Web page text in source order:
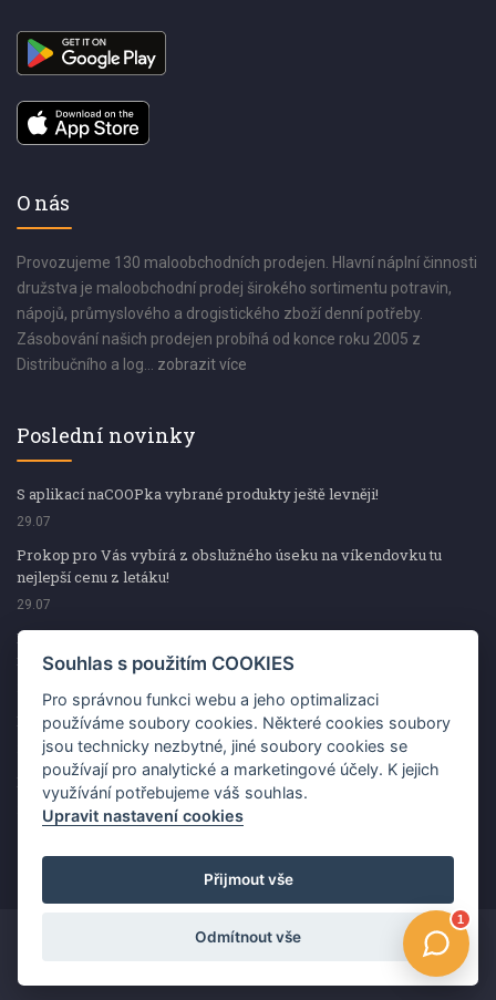
O nás
Provozujeme 130 maloobchodních prodejen. Hlavní náplní činnosti
družstva je maloobchodní prodej širokého sortimentu potravin,
nápojů, průmyslového a drogistického zboží denní potřeby.
Zásobování našich prodejen probíhá od konce roku 2005 z
Distribučního a log... zobrazit více
Poslední novinky
S aplikací naCOOPka vybrané produkty ještě levněji!
29.07
Prokop pro Vás vybírá z obslužného úseku na víkendovku tu
nejlepší cenu z letáku!
29.07
Prokop pro Vás vybírá z obslužného úseku na víkendovku tu
nejlepší cenu z letáku!
Kup špekáčky od Váhaly a vyhraj s naCOOPkou sekerku Fiskars
29.07
Prokop pro Vás vybírá na víkendovku ty nejlepší ceny z letáku!
29.07
Copyright ©2026 Jednota, spotřební družstvo v Hodoníně
Souhlas s použitím COOKIES
Pro správnou funkci webu a jeho optimalizaci
používáme soubory cookies. Některé cookies soubory
jsou technicky nezbytné, jiné soubory cookies se
používají pro analytické a marketingové účely. K jejich
využívání potřebujeme váš souhlas.
Upravit nastavení cookies
Přijmout vše
Odmítnout vše